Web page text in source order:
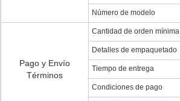
Número de modelo
Pago y Envío
Términos
Cantidad de orden mínima
Detalles de empaquetado
Tiempo de entrega
Condiciones de pago